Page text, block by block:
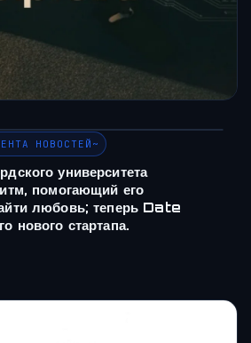
НОВОСТЕЙ~
университета
помогающий его
любовь; теперь Date
нового стартапа.